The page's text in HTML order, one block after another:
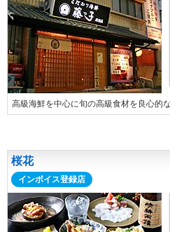
高級海鮮を中心に旬の高級食材を良心的
桜花
インボイス登録店